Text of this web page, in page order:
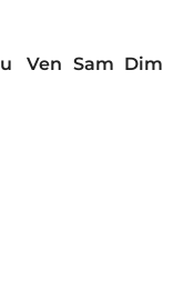
Ven Sam Dim